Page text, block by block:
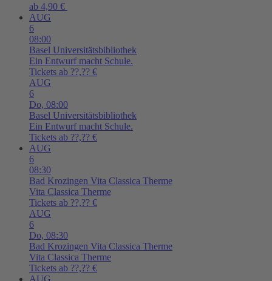
ab 4,90 €
AUG
6
08:00
Basel Universitätsbibliothek
Ein Entwurf macht Schule.
Tickets ab ??,?? €
AUG
6
Do, 08:00
Basel Universitätsbibliothek
Ein Entwurf macht Schule.
Tickets ab ??,?? €
AUG
6
08:30
Bad Krozingen Vita Classica Therme
Vita Classica Therme
Tickets ab ??,?? €
AUG
6
Do, 08:30
Bad Krozingen Vita Classica Therme
Vita Classica Therme
Tickets ab ??,?? €
AUG